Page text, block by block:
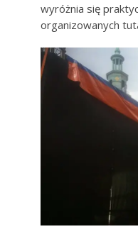
wyróżnia się
organizowanych